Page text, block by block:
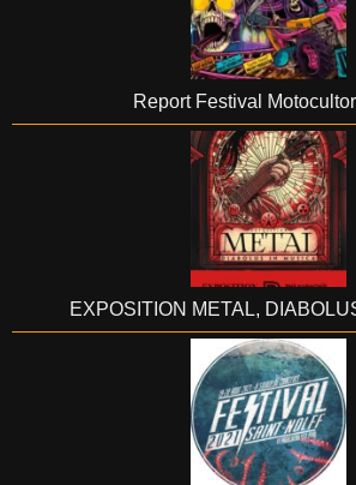
Report Festival
EXPOSITION METAL,